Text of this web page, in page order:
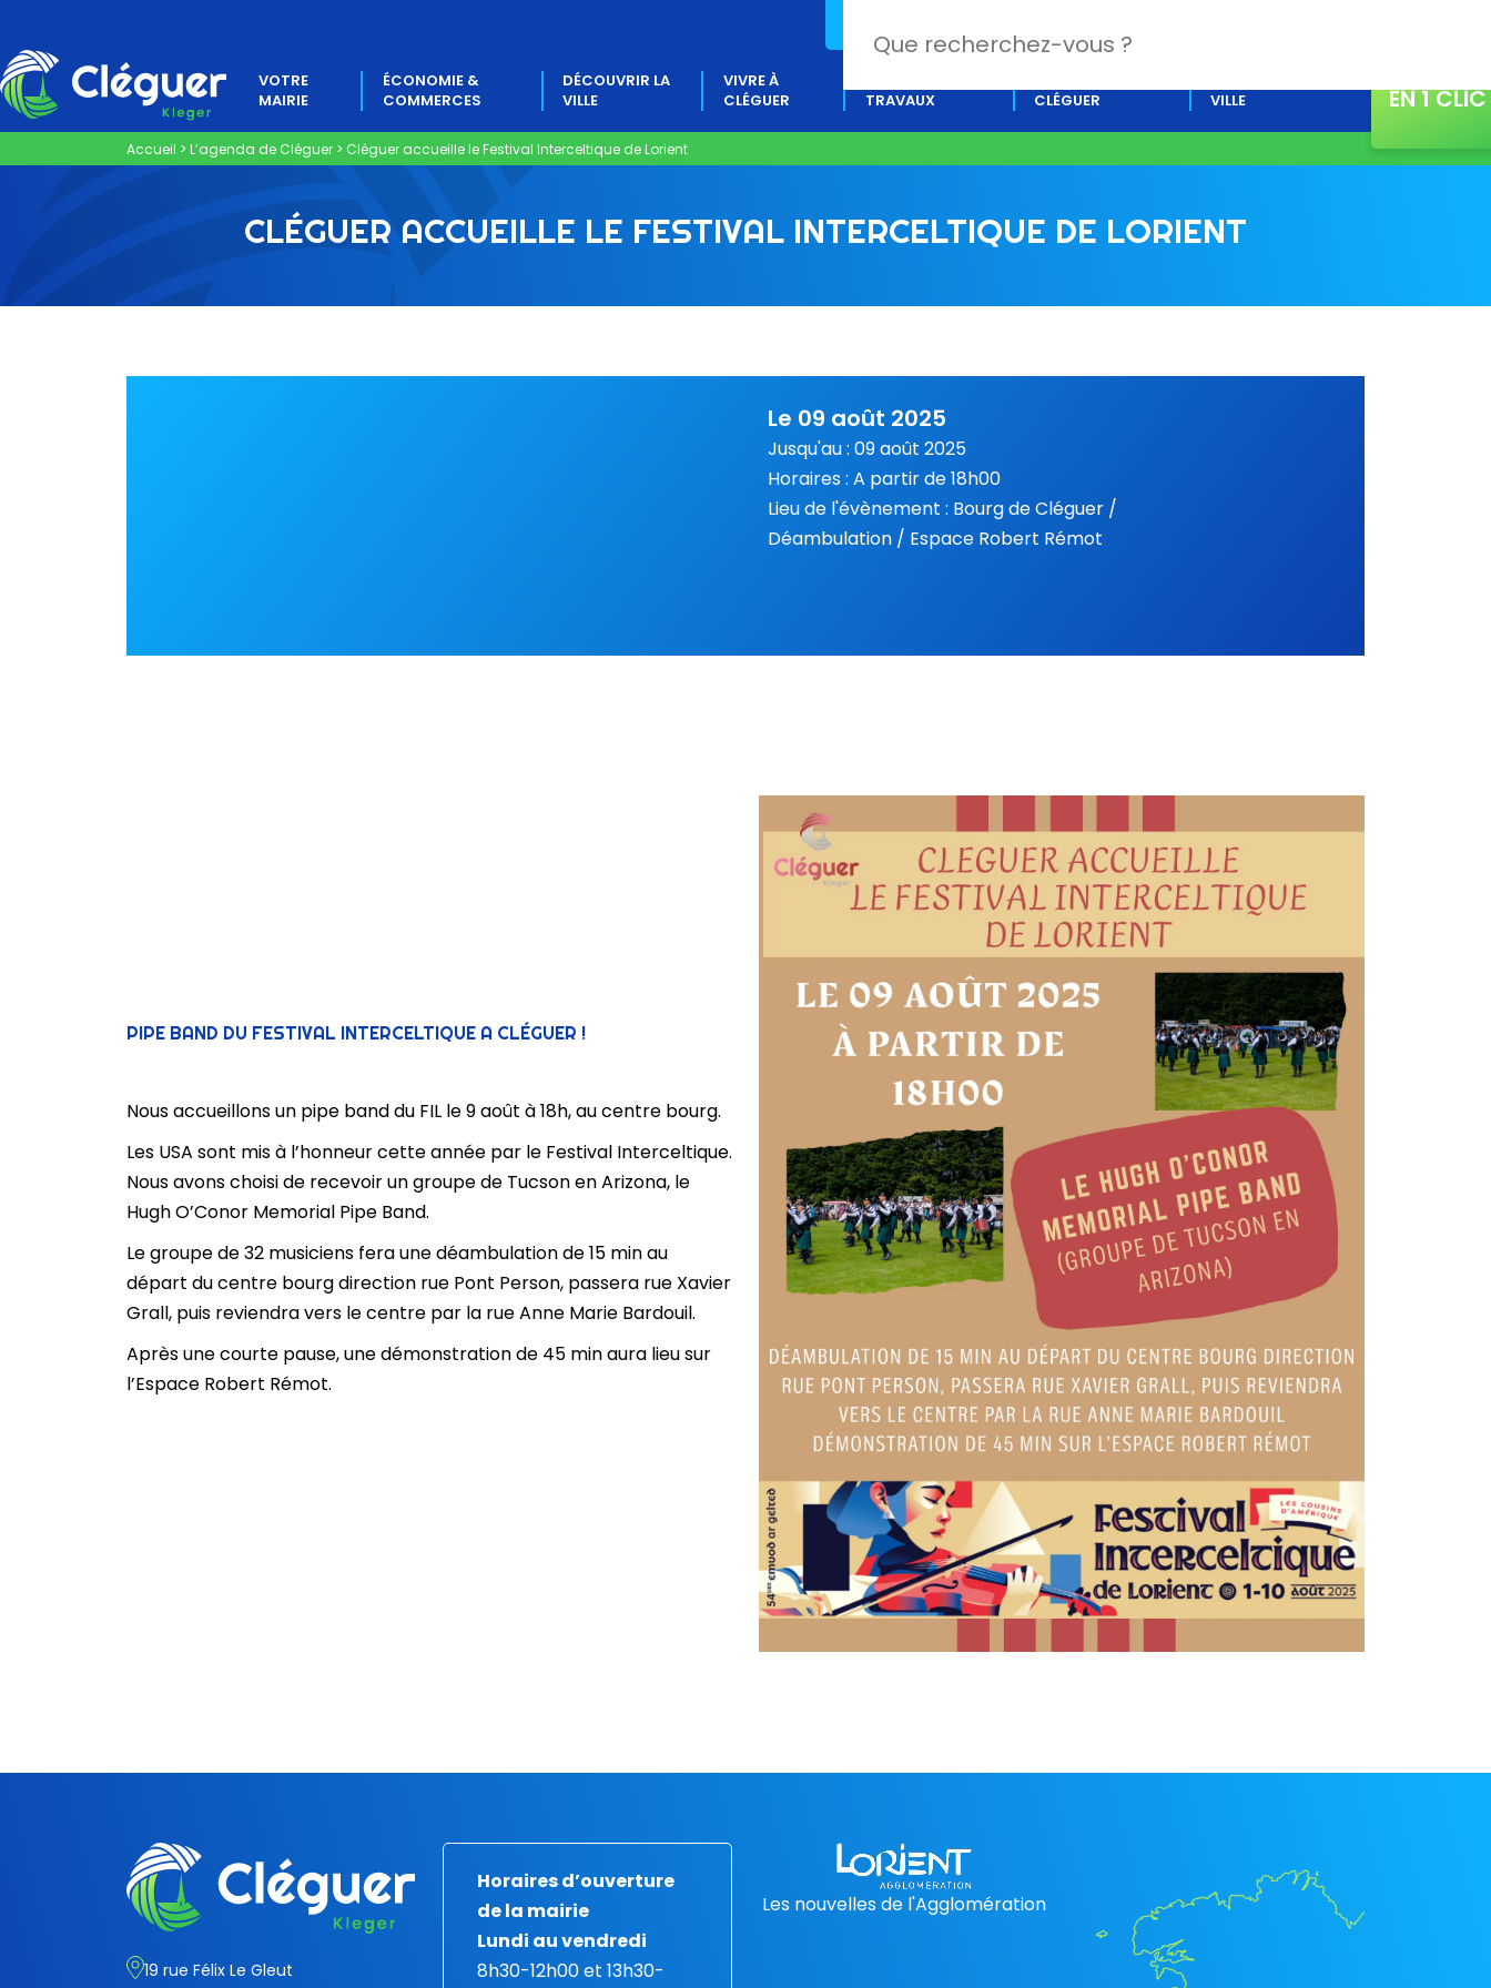
VOTRE
MAIRIE
ÉCONOMIE &
COMMERCES
DÉCOUVRIR LA
VILLE
VIVRE À
CLÉGUER
TRAVAUX
CLÉGUER
VILLE
EN 1 CLIC
Accueil > L’agenda de Cléguer > Cléguer accueille le Festival Interceltique de Lorient
CLÉGUER ACCUEILLE LE FESTIVAL INTERCELTIQUE DE LORIENT
Le 09 août 2025
Jusqu'au : 09 août 2025
Horaires : A partir de 18h00
Lieu de l'évènement : Bourg de Cléguer /
Déambulation / Espace Robert Rémot
PIPE BAND DU FESTIVAL INTERCELTIQUE A CLÉGUER !
Nous accueillons un pipe band du FIL le 9 août à 18h, au centre bourg.
Les USA sont mis à l’honneur cette année par le Festival Interceltique.
Nous avons choisi de recevoir un groupe de Tucson en Arizona, le
Hugh O’Conor Memorial Pipe Band.
Le groupe de 32 musiciens fera une déambulation de 15 min au
départ du centre bourg direction rue Pont Person, passera rue Xavier
Grall, puis reviendra vers le centre par la rue Anne Marie Bardouil.
Après une courte pause, une démonstration de 45 min aura lieu sur
l’Espace Robert Rémot.
19 rue Félix Le Gleut
Horaires d’ouverture
de la mairie
Lundi au vendredi
8h30-12h00 et 13h30-
Les nouvelles de l'Agglomération